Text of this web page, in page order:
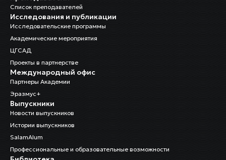
Список преподавателей
Исследования и публикации
Исследовательские программы
Академические мероприятия
ЦГСАД
Проекты в партнерстве
Международный офис
Партнеры Академии
Эразмус+
Выпускники
Новости выпускников
Истории выпускников
SalamAlum
Профессиональные и образовательные возможности